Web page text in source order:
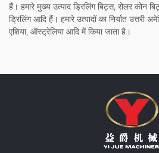
हैं। हमारे मुख्य उत्पाद ड्रिलिंग बिट्स, रोलर कोन
ड्रिलिंग आदि हैं। हमारे उत्पादों का निर्यात उत्तरी
एशिया, ऑस्ट्रेलिया आदि में किया जाता है।